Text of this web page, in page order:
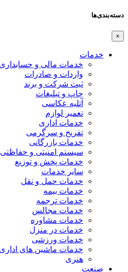
دسته‌بندی‌ها
×
خدمات
خدمات مالی و حسابداری
واردات و صادرات
ثبت شرکت و برند
چاپ و تبلیغات
آتلیه عکاسی
تعمیر لوازم
خدمات اداری
تفریح و سرگرمی
خدمات بازرگانی
سیستم امنیتی و حفاظتی
خدمات پخش و توزیع
سایر خدمات
خدمات حمل و نقل
خدمات بیمه
خدمات ترجمه
خدمات مجالس
خدمات مشاوره
خدمات در منزل
خدمات ورزشی
خدمات ماشین های اداری
هنری
صنعت